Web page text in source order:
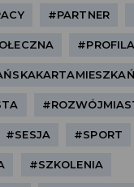
#PARTNER
#SESJA #SPORT
#SZKOLENIA